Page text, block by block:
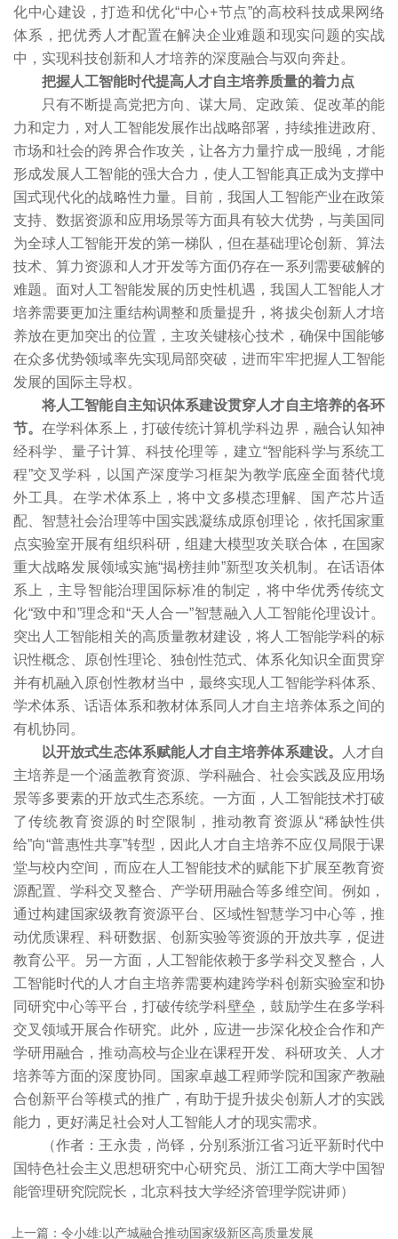
化中心建设，打造和优化“中心+节点”的高校科技成果网络
体系，把优秀人才配置在解决企业难题和现实问题的实战
中，实现科技创新和人才培养的深度融合与双向奔赴。
把握人工智能时代提高人才自主培养质量的着力点
只有不断提高党把方向、谋大局、定政策、促改革的能
力和定力，对人工智能发展作出战略部署，持续推进政府、
市场和社会的跨界合作攻关，让各方力量拧成一股绳，才能
形成发展人工智能的强大合力，使人工智能真正成为支撑中
国式现代化的战略性力量。目前，我国人工智能产业在政策
支持、数据资源和应用场景等方面具有较大优势，与美国同
为全球人工智能开发的第一梯队，但在基础理论创新、算法
技术、算力资源和人才开发等方面仍存在一系列需要破解的
难题。面对人工智能发展的历史性机遇，我国人工智能人才
培养需要更加注重结构调整和质量提升，将拔尖创新人才培
养放在更加突出的位置，主攻关键核心技术，确保中国能够
在众多优势领域率先实现局部突破，进而牢牢把握人工智能
发展的国际主导权。
将人工智能自主知识体系建设贯穿人才自主培养的各环
节。在学科体系上，打破传统计算机学科边界，融合认知神
经科学、量子计算、科技伦理等，建立“智能科学与系统工
程”交叉学科，以国产深度学习框架为教学底座全面替代境
外工具。在学术体系上，将中文多模态理解、国产芯片适
配、智慧社会治理等中国实践凝练成原创理论，依托国家重
点实验室开展有组织科研，组建大模型攻关联合体，在国家
重大战略发展领域实施“揭榜挂帅”新型攻关机制。在话语体
系上，主导智能治理国际标准的制定，将中华优秀传统文
化“致中和”理念和“天人合一”智慧融入人工智能伦理设计。
突出人工智能相关的高质量教材建设，将人工智能学科的标
识性概念、原创性理论、独创性范式、体系化知识全面贯穿
并有机融入原创性教材当中，最终实现人工智能学科体系、
学术体系、话语体系和教材体系同人才自主培养体系之间的
有机协同。
以开放式生态体系赋能人才自主培养体系建设。
人才自
主培养是一个涵盖教育资源、学科融合、社会实践及应用场
景等多要素的开放式生态系统。一方面，人工智能技术打破
了传统教育资源的时空限制，推动教育资源从“稀缺性供
给”向“普惠性共享”转型，因此人才自主培养不应仅局限于课
堂与校内空间，而应在人工智能技术的赋能下扩展至教育资
源配置、学科交叉整合、产学研用融合等多维空间。例如，
通过构建国家级教育资源平台、区域性智慧学习中心等，推
动优质课程、科研数据、创新实验等资源的开放共享，促进
教育公平。另一方面，人工智能依赖于多学科交叉整合，人
工智能时代的人才自主培养需要构建跨学科创新实验室和协
同研究中心等平台，打破传统学科壁垒，鼓励学生在多学科
交叉领域开展合作研究。此外，应进一步深化校企合作和产
学研用融合，推动高校与企业在课程开发、科研攻关、人才
培养等方面的深度协同。国家卓越工程师学院和国家产教融
合创新平台等模式的推广，有助于提升拔尖创新人才的实践
能力，更好满足社会对人工智能人才的现实需求。
（作者：王永贵，尚铎，分别系浙江省习近平新时代中
国特色社会主义思想研究中心研究员、浙江工商大学中国智
能管理研究院院长，北京科技大学经济管理学院讲师）
上一篇：令小雄:以产城融合推动国家级新区高质量发展